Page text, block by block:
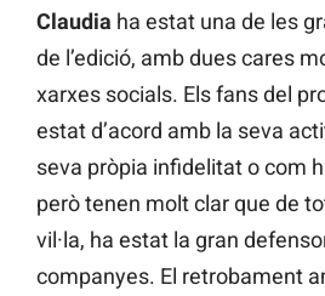
Claudia ha estat una de les
de l’edició, amb dues cares
xarxes socials. Els fans del
estat d’acord amb la seva
seva pròpia infidelitat o com
però tenen molt clar que de
vil·la, ha estat la gran
companyes. El retrobament